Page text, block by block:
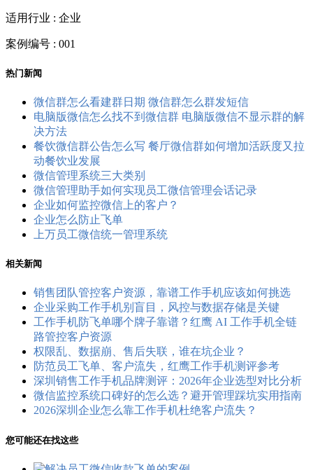
适用行业 : 企业
案例编号 : 001
热门新闻
微信群怎么看建群日期 微信群怎么群发短信
电脑版微信怎么找不到微信群 电脑版微信不显示群的解
决方法
餐饮微信群公告怎么写 餐厅微信群如何增加活跃度又拉
动餐饮业发展
微信管理系统三大类别
微信管理助手如何实现员工微信管理会话记录
企业如何监控微信上的客户？
企业怎么防止飞单
上万员工微信统一管理系统
相关新闻
销售团队管控客户资源，靠谱工作手机应该如何挑选
企业采购工作手机别盲目，风控与数据存储是关键
工作手机防飞单哪个牌子靠谱？红鹰 AI 工作手机全链
路管控客户资源
权限乱、数据崩、售后失联，谁在坑企业？
防范员工飞单、客户流失，红鹰工作手机测评参考
深圳销售工作手机品牌测评：2026年企业选型对比分析
微信监控系统口碑好的怎么选？避开管理踩坑实用指南
2026深圳企业怎么靠工作手机杜绝客户流失？
您可能还在找这些